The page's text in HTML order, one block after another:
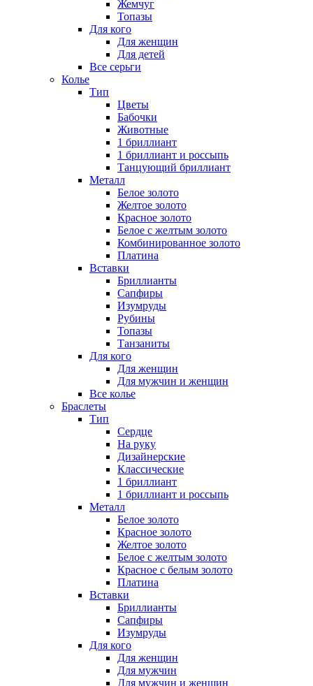
Жемчуг
Топазы
Для кого
Для женщин
Для детей
Все серьги
Колье
Тип
Цветы
Бабочки
Животные
1 бриллиант
1 бриллиант и россыпь
Танцующий бриллиант
Металл
Белое золото
Желтое золото
Красное золото
Белое с желтым золото
Комбинированное золото
Платина
Вставки
Бриллианты
Сапфиры
Изумруды
Рубины
Топазы
Танзаниты
Для кого
Для женщин
Для мужчин и женщин
Все колье
Браслеты
Тип
Сердце
На руку
Дизайнерские
Классические
1 бриллиант
1 бриллиант и россыпь
Металл
Белое золото
Красное золото
Желтое золото
Белое с желтым золото
Красное с белым золото
Платина
Вставки
Бриллианты
Сапфиры
Изумруды
Для кого
Для женщин
Для мужчин
Для мужчин и женщин